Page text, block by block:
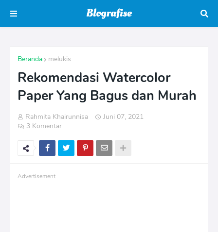
Beranda melukis
Rekomendasi Watercolor
Paper Yang Bagus dan Murah
Rahmita Khairunnisa
Juni 07, 2021
3 Komentar
Advertisement